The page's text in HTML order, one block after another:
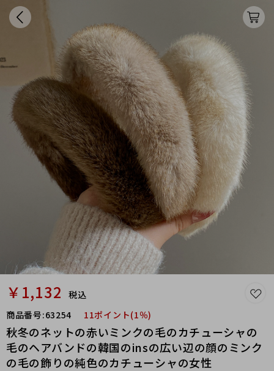
￥1,132
税込
商品番号:63254 11ポイント(1％)
秋冬のネットの赤いミンクの毛のカチューシャの
毛のヘアバンドの韓国のinsの広い辺の顔のミンク
の毛の飾りの純色のカチューシャの女性